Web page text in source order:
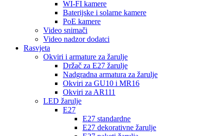
WI-FI kamere
Baterijske i solarne kamere
PoE kamere
Video snimači
Video nadzor dodatci
Rasvjeta
Okviri i armature za žarulje
Držač za E27 žarulje
Nadgradna armatura za žarulje
Okviri za GU10 i MR16
Okviri za AR111
LED žarulje
E27
E27 standardne
E27 dekorativne žarulje